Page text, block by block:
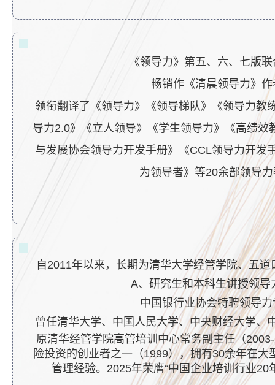
《领导力》第五、六、七版
畅销作《清晨领导力》作
领衔翻译了《领导力》《领导梯队》
《领导力教
导力2.0》
《立人领导》《学生领导力》《高绩
与发展协会领导力开发手册》《CCL领导力开发
为领导者》等20余部领导
自2011年以来，长期为清华大学经管学院、五
A、研究生和本科生讲授领导
中国银行业协会特聘领导力
曾任清华大学、中国人民大学、中央财经大学、
原清华经管学院高管培训中心常务副主任（
险投资的创业者之一（1999），拥有30余年在大
管理经验。2025年荣膺“中国企业培训行业20